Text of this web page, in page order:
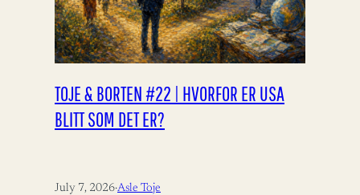
TOJE & BORTEN #22 | HVORFOR ER USA
BLITT SOM DET ER?
July 7, 2026·Asle Toje